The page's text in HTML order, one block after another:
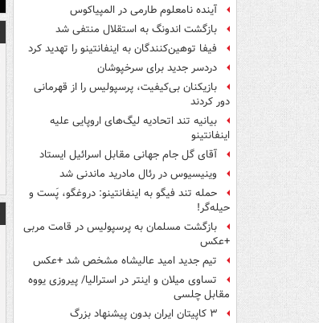
آینده نامعلوم طارمی در المپیاکوس
بازگشت اندونگ به استقلال منتفی شد
فیفا توهین‌کنندگان به اینفانتینو را تهدید کرد
دردسر جدید برای سرخپوشان
بازیکنان بی‌کیفیت، پرسپولیس را از قهرمانی
دور کردند
بیانیه تند اتحادیه لیگ‌های اروپایی علیه
اینفانتینو
آقای گل جام جهانی مقابل اسرائیل ایستاد
وینیسیوس در رئال مادرید ماندنی شد
حمله تند فیگو به اینفانتینو: دروغگو، پَست‌ و
حیله‌گر!
بازگشت مسلمان به پرسپولیس در قامت مربی
+عکس
تیم جدید امید عالیشاه مشخص شد +عکس
تساوی میلان و اینتر در استرالیا/ پیروزی یووه
مقابل چلسی
۳ کاپیتان ایران بدون پیشنهاد بزرگ